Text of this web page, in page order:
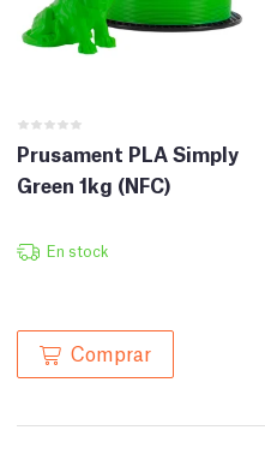
Prusament PLA Simply
Green 1kg (NFC)
En stock
Comprar